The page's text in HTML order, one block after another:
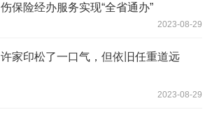
伤保险经办服务实现“全省通办”
2023-08-29
许家印松了一口气，但依旧任重道远
2023-08-29